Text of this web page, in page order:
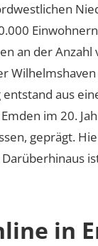
an der
aus
im 20.
geprägt.
in